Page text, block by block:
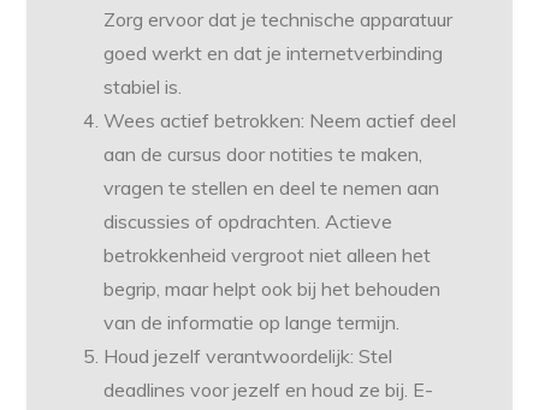
Zorg ervoor dat je technische apparatuur
goed werkt en dat je internetverbinding
stabiel is.
Wees actief betrokken: Neem actief deel
aan de cursus door notities te maken,
vragen te stellen en deel te nemen aan
discussies of opdrachten. Actieve
betrokkenheid vergroot niet alleen het
begrip, maar helpt ook bij het behouden
van de informatie op lange termijn.
Houd jezelf verantwoordelijk: Stel
deadlines voor jezelf en houd ze bij. E-